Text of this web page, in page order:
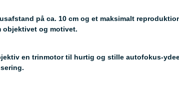
på ca. 10 cm og et maksimalt
objektivet og motivet.
en trinmotor til hurtig og stille autofokus-